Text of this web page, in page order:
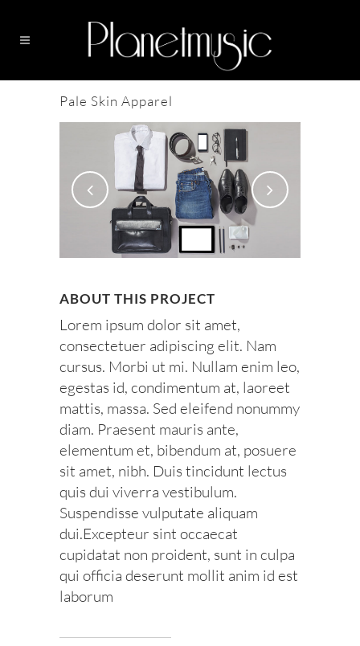
Pale Skin Apparel
ABOUT THIS PROJECT
Lorem ipsum dolor sit amet,
consectetuer adipiscing elit. Nam
cursus. Morbi ut mi. Nullam enim leo,
egestas id, condimentum at, laoreet
mattis, massa. Sed eleifend nonummy
diam. Praesent mauris ante,
elementum et, bibendum at, posuere
sit amet, nibh. Duis tincidunt lectus
quis dui viverra vestibulum.
Suspendisse vulputate aliquam
dui.Excepteur sint occaecat
cupidatat non proident, sunt in culpa
qui officia deserunt mollit anim id est
laborum